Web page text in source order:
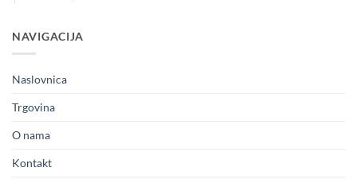
NAVIGACIJA
Naslovnica
Trgovina
O nama
Kontakt